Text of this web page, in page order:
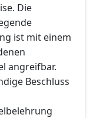
Die
ist mit einem
angreifbar.
Beschluss